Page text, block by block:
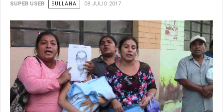
SUPER USER SULLANA 08 JULIO 2017